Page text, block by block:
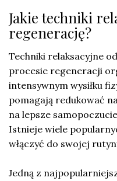
Jakie techniki
regenerację?
Techniki relaksacyjne
procesie regeneracji
intensywnym wysiłku
pomagają redukować
na lepsze
Istnieje wiele
włączyć do swojej
Jedną z